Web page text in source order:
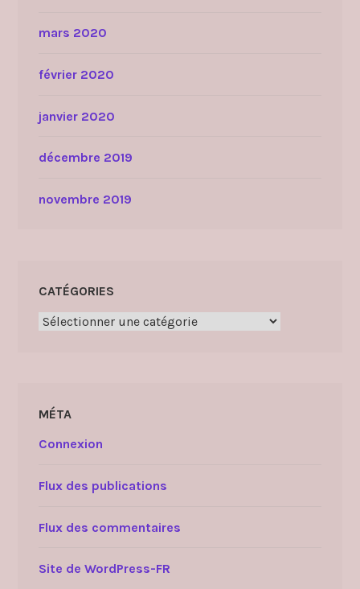
mars 2020
février 2020
janvier 2020
décembre 2019
novembre 2019
CATÉGORIES
Catégories
MÉTA
Connexion
Flux des publications
Flux des commentaires
Site de WordPress-FR